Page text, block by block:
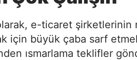
e-ticaret şirketlerinin
için büyük çaba sarf
ısmarlama teklifler